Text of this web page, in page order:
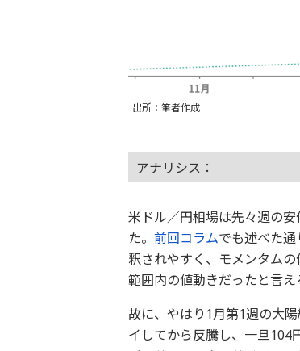
出所：筆者作成
アナリシス：
米ドル／円相場は先々週の
た。 前回コラムでも述べた
釈されやすく、モメンタム
範囲内の値動きだったと言え
故に、やはり1月第1週の大
イしてから反騰し、一旦104